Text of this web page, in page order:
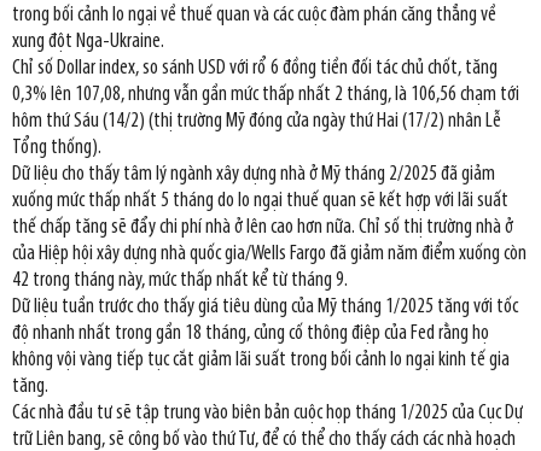
trong bối cảnh lo ngại về thuế quan và các cuộc đàm phán căng thẳng về
xung đột Nga-Ukraine.
Chỉ số Dollar index, so sánh USD với rổ 6 đồng tiền đối tác chủ chốt, tăng
0,3% lên 107,08, nhưng vẫn gần mức thấp nhất 2 tháng, là 106,56 chạm tới
hôm thứ Sáu (14/2) (thị trường Mỹ đóng cửa ngày thứ Hai (17/2) nhân Lễ
Tổng thống).
Dữ liệu cho thấy tâm lý ngành xây dựng nhà ở Mỹ tháng 2/2025 đã giảm
xuống mức thấp nhất 5 tháng do lo ngại thuế quan sẽ kết hợp với lãi suất
thế chấp tăng sẽ đẩy chi phí nhà ở lên cao hơn nữa. Chỉ số thị trường nhà ở
của Hiệp hội xây dựng nhà quốc gia/Wells Fargo đã giảm năm điểm xuống còn
42 trong tháng này, mức thấp nhất kể từ tháng 9.
Dữ liệu tuần trước cho thấy giá tiêu dùng của Mỹ tháng 1/2025 tăng với tốc
độ nhanh nhất trong gần 18 tháng, củng cố thông điệp của Fed rằng họ
không vội vàng tiếp tục cắt giảm lãi suất trong bối cảnh lo ngại kinh tế gia
tăng.
Các nhà đầu tư sẽ tập trung vào biên bản cuộc họp tháng 1/2025 của Cục Dự
trữ Liên bang, sẽ công bố vào thứ Tư, để có thể cho thấy cách các nhà hoạch